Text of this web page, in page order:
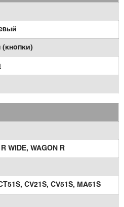
(кнопки)
WIDE, WAGON R
CV21S, CV51S, MA61S